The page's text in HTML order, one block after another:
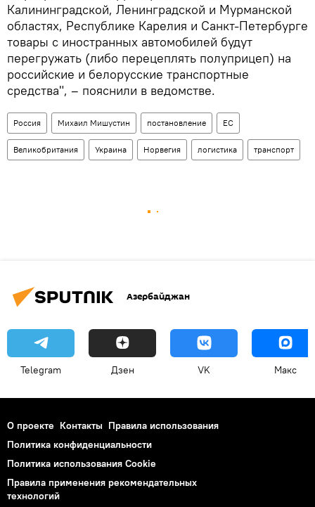
Калининградской, Ленинградской и Мурманской
областях, Республике Карелия и Санкт-Петербурге
товары с иностранных автомобилей будут
перегружать (либо перецеплять полуприцеп) на
российские и белорусские транспортные
средства", – пояснили в ведомстве.
Россия Михаил Мишустин постановление ЕС
Великобритания Украина Норвегия логистика транспорт
Азербайджан
Telegram Дзен VK Макс
О проекте Контакты Правила использования
Политика конфиденциальности
Политика использования Cookie
Правила применения рекомендательных
технологий